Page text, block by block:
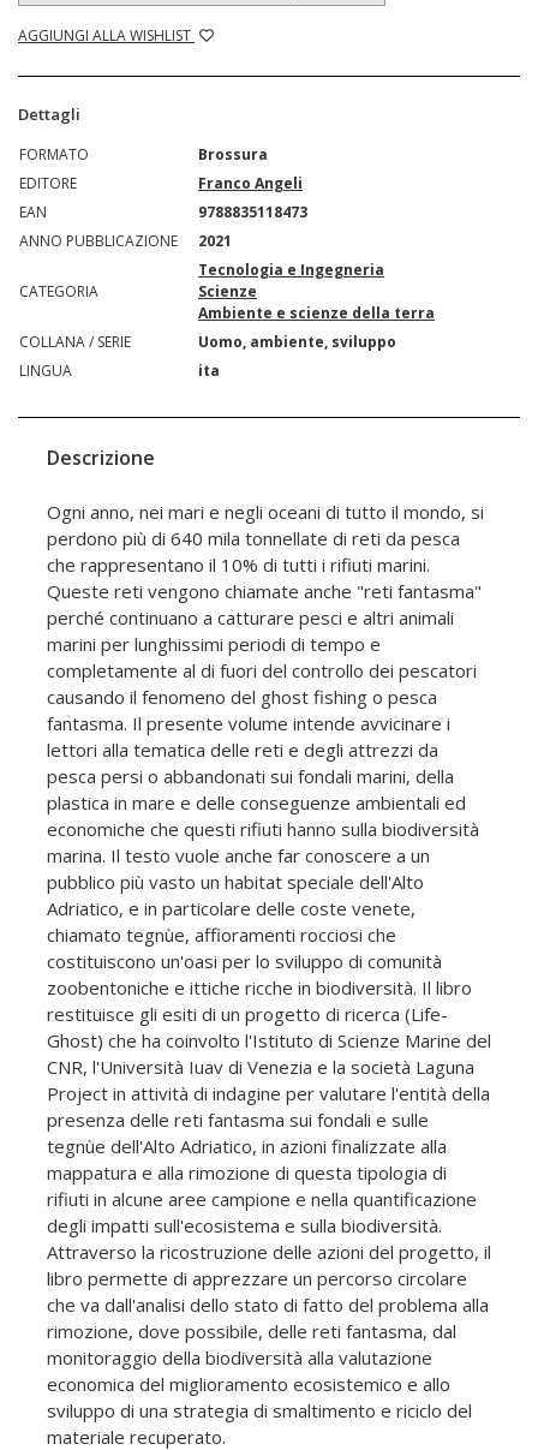
AGGIUNGI ALLA WISHLIST
Dettagli
FORMATO
Brossura
EDITORE
Franco Angeli
EAN
9788835118473
ANNO PUBBLICAZIONE
2021
CATEGORIA
Tecnologia e Ingegneria
Scienze
Ambiente e scienze della terra
COLLANA / SERIE
Uomo, ambiente, sviluppo
LINGUA
ita
Descrizione
Ogni anno, nei mari e negli oceani di tutto il mondo, si
perdono più di 640 mila tonnellate di reti da pesca
che rappresentano il 10% di tutti i rifiuti marini.
Queste reti vengono chiamate anche "reti fantasma"
perché continuano a catturare pesci e altri animali
marini per lunghissimi periodi di tempo e
completamente al di fuori del controllo dei pescatori
causando il fenomeno del ghost fishing o pesca
fantasma. Il presente volume intende avvicinare i
lettori alla tematica delle reti e degli attrezzi da
pesca persi o abbandonati sui fondali marini, della
plastica in mare e delle conseguenze ambientali ed
economiche che questi rifiuti hanno sulla biodiversità
marina. Il testo vuole anche far conoscere a un
pubblico più vasto un habitat speciale dell'Alto
Adriatico, e in particolare delle coste venete,
chiamato tegnùe, affioramenti rocciosi che
costituiscono un'oasi per lo sviluppo di comunità
zoobentoniche e ittiche ricche in biodiversità. Il libro
restituisce gli esiti di un progetto di ricerca (Life-
Ghost) che ha coinvolto l'Istituto di Scienze Marine del
CNR, l'Università Iuav di Venezia e la società Laguna
Project in attività di indagine per valutare l'entità della
presenza delle reti fantasma sui fondali e sulle
tegnùe dell'Alto Adriatico, in azioni finalizzate alla
mappatura e alla rimozione di questa tipologia di
rifiuti in alcune aree campione e nella quantificazione
degli impatti sull'ecosistema e sulla biodiversità.
Attraverso la ricostruzione delle azioni del progetto, il
libro permette di apprezzare un percorso circolare
che va dall'analisi dello stato di fatto del problema alla
rimozione, dove possibile, delle reti fantasma, dal
monitoraggio della biodiversità alla valutazione
economica del miglioramento ecosistemico e allo
sviluppo di una strategia di smaltimento e riciclo del
materiale recuperato.